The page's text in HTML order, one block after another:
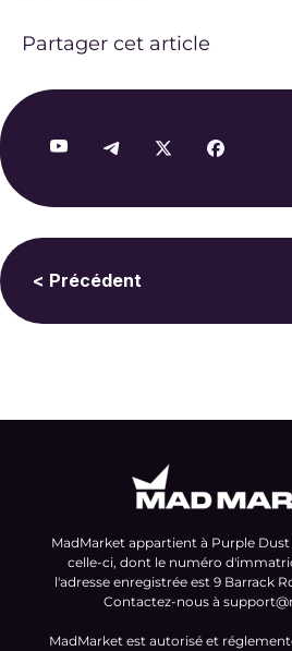
Partager cet article
< Précédent
MadMarket appartient à Purple
celle-ci, dont le numéro
l'adresse enregistrée est 9 Barrack
Contactez-nous à
MadMarket est autorisé et